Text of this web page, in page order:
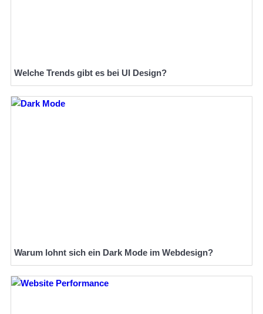
Welche Trends gibt es bei UI Design?
Warum lohnt sich ein Dark Mode im Webdesign?